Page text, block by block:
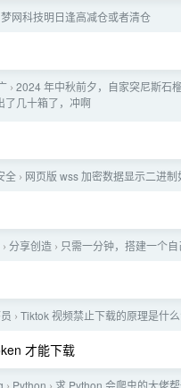
梦网科技明日逢高减仓或者清仓
› 2024 年中秋前夕，自家突尼斯石
了几十箱了，冲啊
全 › 网页版 wss 加密数据显示二进制
› 分享创造 › 只需一分钟，搭建一个
› Tiktok 视频禁止下载的原理是什
才能下载
Python 求 Python 会爬虫的大佬帮